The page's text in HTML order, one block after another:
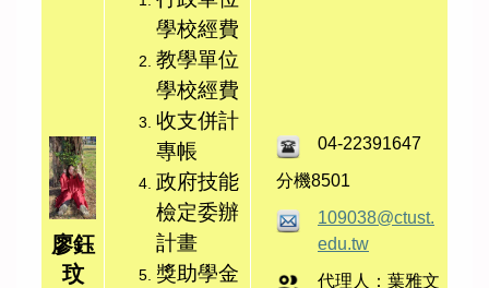
廖鈺
玟
學校經費
教學單位
學校經費
收支併計
專帳
政府技能
檢定委辦
計畫
獎助學金
04-22391647
分機8501
109038@ctust.
edu.tw
代理人：葉雅文